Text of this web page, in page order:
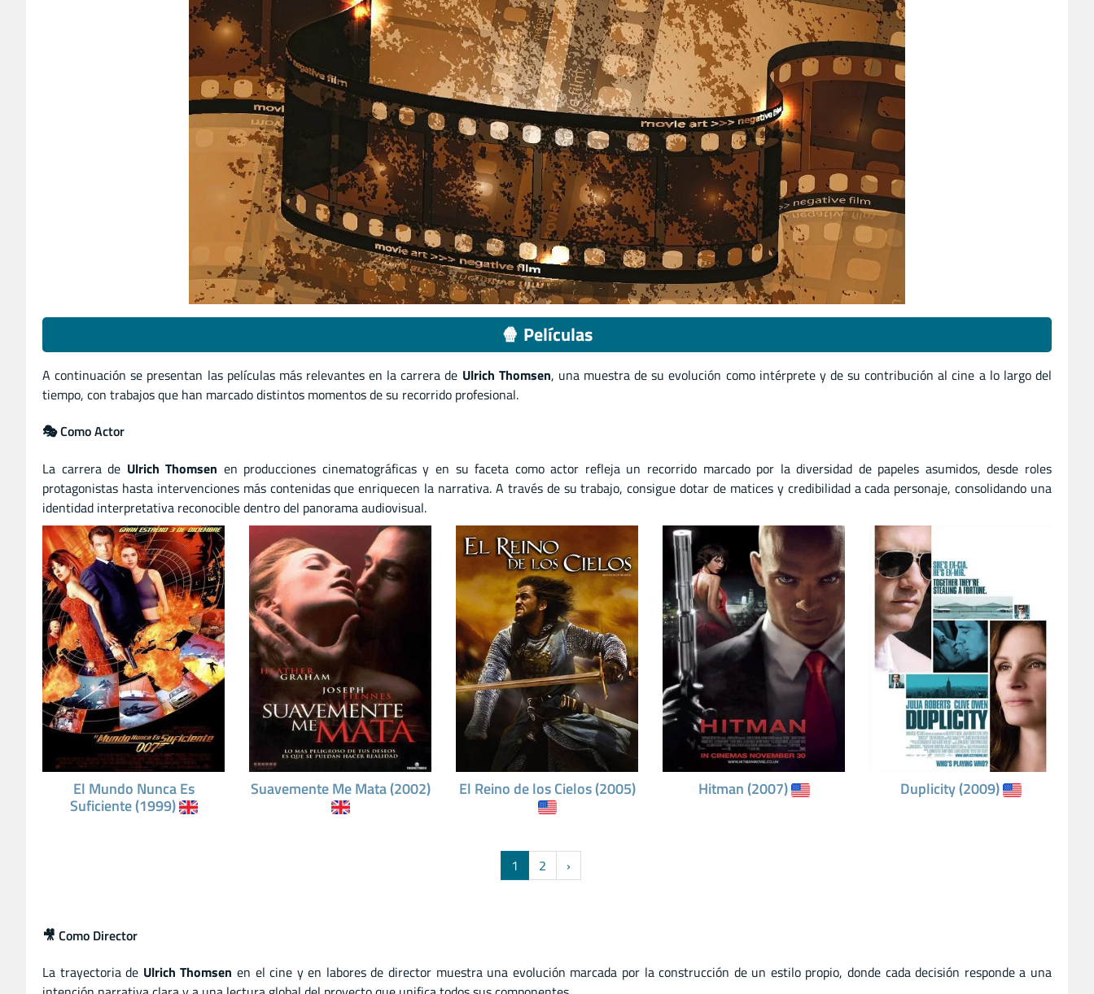
🍿 Películas
A continuación se presentan las películas más relevantes en la carrera de Ulrich Thomsen, una muestra de su evolución como intérprete y de su contribución al cine a lo largo del
tiempo, con trabajos que han marcado distintos momentos de su recorrido profesional.
🎭 Como Actor
La carrera de Ulrich Thomsen en producciones cinematográficas y en su faceta como actor refleja un recorrido marcado por la diversidad de papeles asumidos, desde roles
protagonistas hasta intervenciones más contenidas que enriquecen la narrativa. A través de su trabajo, consigue dotar de matices y credibilidad a cada personaje, consolidando una
identidad interpretativa reconocible dentro del panorama audiovisual.
El Mundo Nunca Es
Suficiente (1999)
Suavemente Me Mata (2002) El Reino de los Cielos (2005) Hitman (2007) Duplicity (2009)
1 2 ›
🎥 Como Director
La trayectoria de Ulrich Thomsen en el cine y en labores de director muestra una evolución marcada por la construcción de un estilo propio, donde cada decisión responde a una